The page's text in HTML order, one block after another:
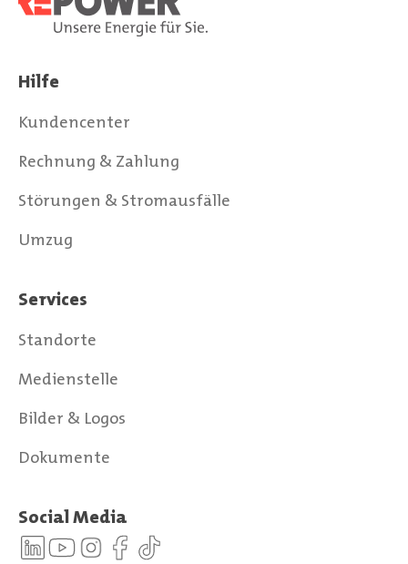
Hilfe
Kundencenter
Rechnung & Zahlung
Störungen & Stromausfälle
Umzug
Services
Standorte
Medienstelle
Bilder & Logos
Dokumente
Social Media